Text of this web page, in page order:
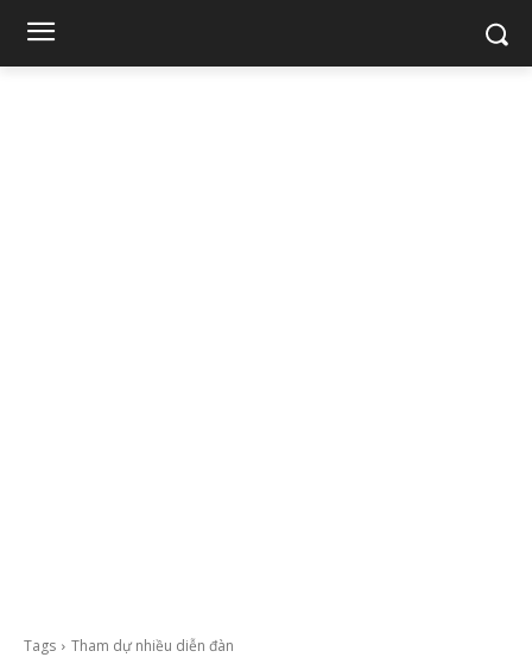
Tags Tham dự nhiều diễn đàn